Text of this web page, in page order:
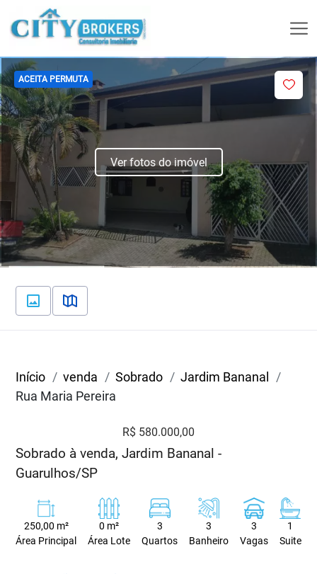
ACEITA PERMUTA
Ver fotos do imóvel
Início venda Sobrado
Jardim Bananal
Rua Maria Pereira
R$ 580.000,00
Sobrado à venda, Jardim Bananal -
Guarulhos/SP
250,00 m²
Área Principal
0 m²
Área Lote
3
Quartos
3
Banheiro
3
Vagas
1
Suite